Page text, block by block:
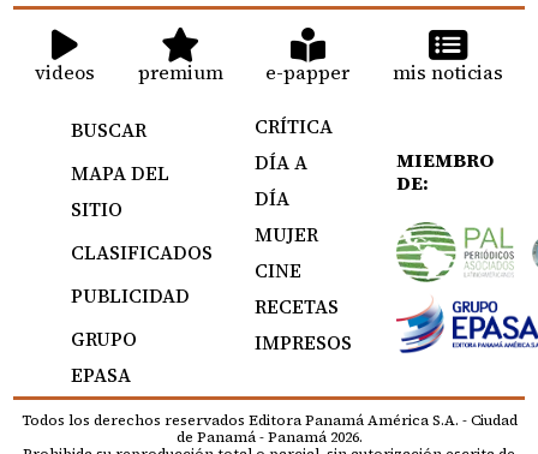
videos premium e-papper mis noticias
BUSCAR
MAPA DEL
SITIO
CLASIFICADOS
PUBLICIDAD
GRUPO
EPASA
CRÍTICA
DÍA A
DÍA
MUJER
CINE
RECETAS
IMPRESOS
MIEMBRO
DE:
Todos los derechos reservados Editora Panamá América S.A. - Ciudad
de Panamá - Panamá 2026.